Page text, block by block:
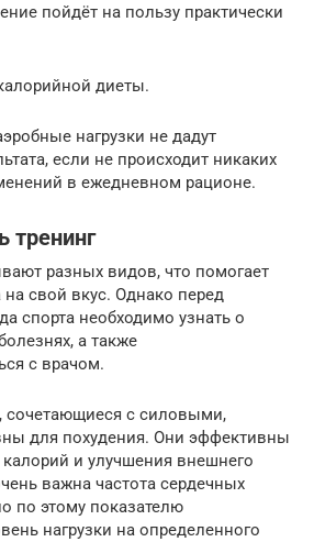
пойдёт на пользу практически
диеты.
нагрузки не дадут
если не происходит никаких
в ежедневном рационе.
тренинг
разных видов, что помогает
свой вкус. Однако перед
спорта необходимо узнать о
а также
с врачом.
сочетающиеся с силовыми,
для похудения. Они эффективны
и улучшения внешнего
важна частота сердечных
по этому показателю
нагрузки на определенного